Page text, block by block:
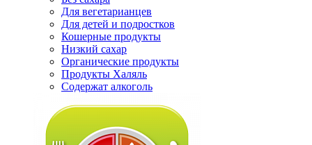
Для вегетарианцев
Для детей и подростков
Кошерные продукты
Низкий сахар
Органические продукты
Продукты Халяль
Содержат алкоголь